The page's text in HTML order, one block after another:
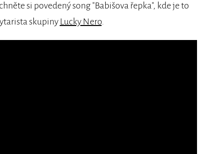
si povedený song "Babišova řepka", kde je to
skupiny Lucky Nero.